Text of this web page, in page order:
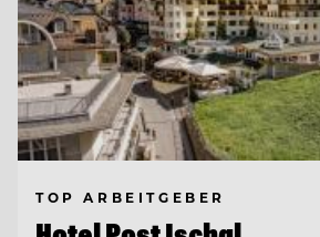
TOP ARBEITGEBER